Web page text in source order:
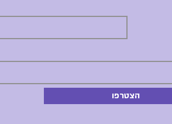
הצטרפו